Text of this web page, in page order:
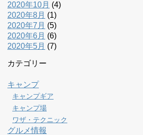
2020年10月 (4)
2020年8月 (1)
2020年7月 (5)
2020年6月 (6)
2020年5月 (7)
カテゴリー
キャンプ
キャンプギア
キャンプ場
ワザ・テクニック
グルメ情報